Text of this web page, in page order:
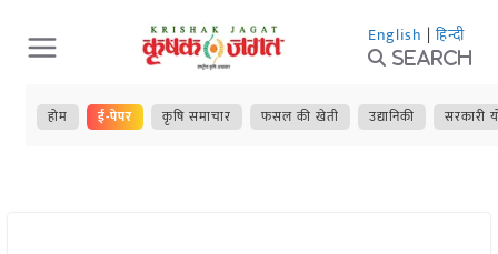
Skip
to
content
English | हिन्दी
Search
होम ई-पेपर कृषि समाचार फसल की खेती उद्यानिकी सरकारी